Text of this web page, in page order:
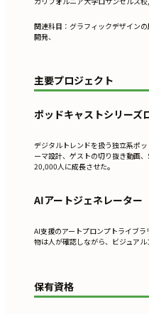
関連科目：グラフィックデザイン
開発、
主要プロジェクト
ポッドキャストシリーズ
デジタルトレンドを扱う独立系ポ
ーマ設計、ゲストの切り抜き動画
20,000人に成長させた。
AIアートジェネレーター
AI支援のアートプロンプトライブ
物は人が確認しながら、ビジュア
保有資格